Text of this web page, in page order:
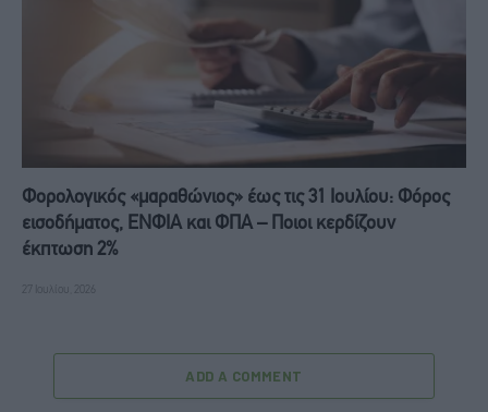
Φορολογικός «μαραθώνιος» έως τις 31 Ιουλίου: Φόρος
εισοδήματος, ΕΝΦΙΑ και ΦΠΑ – Ποιοι κερδίζουν
έκπτωση 2%
27 Ιουλίου, 2026
ADD A COMMENT